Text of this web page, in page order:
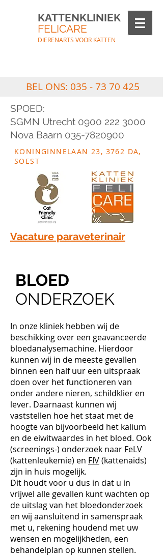
KATTENKLINIEK
FELICARE
DIERENARTS VOOR KATTEN
BEL ONS: 035 - 73 70 425
SPOED:
SGMN Utrecht 0900 222 3000
Nova Baarn 035-7820900
KONINGINNELAAN 23, 3762 DA,
SOEST
Vacature paraveterinair
BLOED
ONDERZOEK
In onze kliniek hebben wij de
beschikking over een geavanceerde
bloedanalysemachine. Hierdoor
kunnen wij in de meeste gevallen
binnen een half uur een uitspraak
doen over het functioneren van
onder andere nieren, schildklier en
lever. Daarnaast kunnen wij
vaststellen hoe het staat met de
hoogte van bijvoorbeeld het kalium
en de eiwitwaardes in het bloed. Ook
(screenings-) onderzoek naar FeLV
(kattenleukemie) en FIV(kattenaids)
zijn in huis mogelijk.
Dit houdt voor u dus in dat u in
vrijwel alle gevallen kunt wachten op
de uitslag van het bloedonderzoek
en wij aansluitend in samenspraak
met u, rekening houdend met uw
wensen en mogelijkheden, een
behandelplan op kunnen stellen.